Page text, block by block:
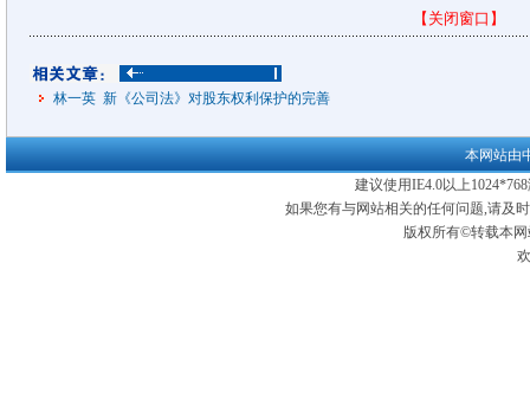
【关闭窗口】
林一英 新《公司法》对股东权利保护的完善
本网站由
建议使用IE4.0以上
如果您有与网站相关的任何问题,请及
版权所有©转载本